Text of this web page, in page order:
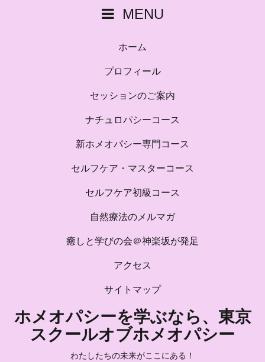
MENU
ホーム
プロフィール
セッションのご案内
ナチュロパシーコース
新ホメオパシー専門コース
セルフケア・マスターコース
セルフケア初級コース
自然療法のメルマガ
癒しと学びの会＠神楽坂が発足
アクセス
サイトマップ
ホメオパシーを学ぶなら、東京
スクールオブホメオパシー
わたしたちの未来がここにある！